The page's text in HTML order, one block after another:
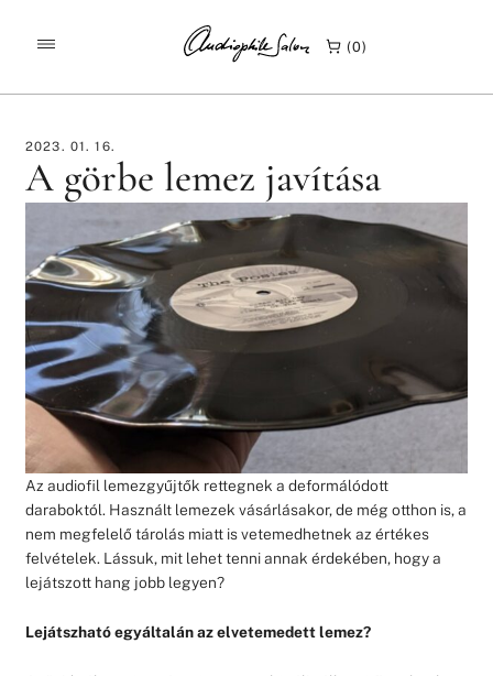
0
KEZDŐLAP ÉRDEKESSÉGEK
/
2023. 01. 16.
A görbe lemez javítása
Az audiofil lemezgyűjtők rettegnek a deformálódott
daraboktól. Használt lemezek vásárlásakor, de még otthon is, a
nem megfelelő tárolás miatt is vetemedhetnek az értékes
felvételek. Lássuk, mit lehet tenni annak érdekében, hogy a
lejátszott hang jobb legyen?
Lejátszható egyáltalán az elvetemedett lemez?